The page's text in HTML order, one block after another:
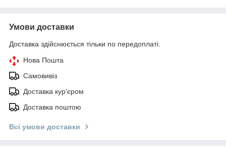
Умови доставки
Доставка здійснюється тільки по передоплаті.
Нова Пошта
Самовивіз
Доставка кур'єром
Доставка поштою
Всі умови доставки